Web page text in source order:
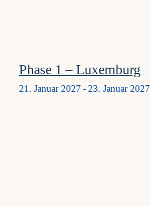
Phase 1 – Luxemburg
21. Januar 2027 - 23. Januar 2027